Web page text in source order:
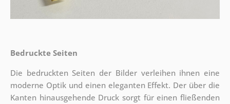
Bedruckte Seiten
Die bedruckten Seiten der Bilder verleihen ihnen eine
moderne Optik und einen eleganten Effekt. Der über die
Kanten hinausgehende Druck sorgt für einen fließenden